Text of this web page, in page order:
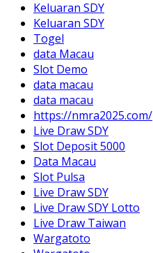
Keluaran SDY
Keluaran SDY
Togel
data Macau
Slot Demo
data macau
data macau
https://nmra2025.com/
Live Draw SDY
Slot Deposit 5000
Data Macau
Slot Pulsa
Live Draw SDY
Live Draw SDY Lotto
Live Draw Taiwan
Wargatoto